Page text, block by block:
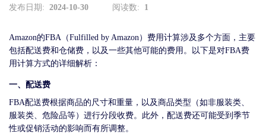
发布日期: 2024-10-30 阅读数: 1
Amazon的FBA（Fulfilled by Amazon）费用计算涉及多个方面，主要
包括配送费和仓储费，以及一些其他可能的费用。以下是对FBA费
用计算方式的详细解析：
一、配送费
FBA配送费根据商品的尺寸和重量，以及商品类型（如非服装类、
服装类、危险品等）进行分段收费。此外，配送费还可能受到季节
性或促销活动的影响而有所调整。
功
案
例
聘
中